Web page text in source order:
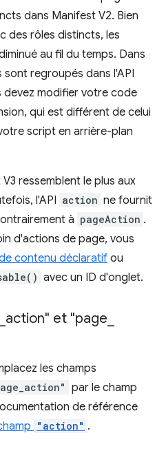
dans Manifest V2. Bien
des rôles distincts, les
au fil du temps. Dans
regroupés dans l'API
devez modifier votre code
qui est différent de celui
script en arrière-plan
ressemblent le plus aux
l'API action ne fournit
à pageAction .
d'actions de page, vous
contenu déclaratif ou
avec un ID d'onglet.
action" et "page
les champs
par le champ
de référence
"action" .